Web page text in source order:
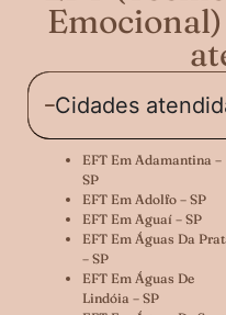
Cidades
EFT Em Adamantina –
SP
EFT Em Adolfo – SP
EFT Em Aguaí – SP
EFT Em Águas Da
– SP
EFT Em Águas De
Lindóia – SP